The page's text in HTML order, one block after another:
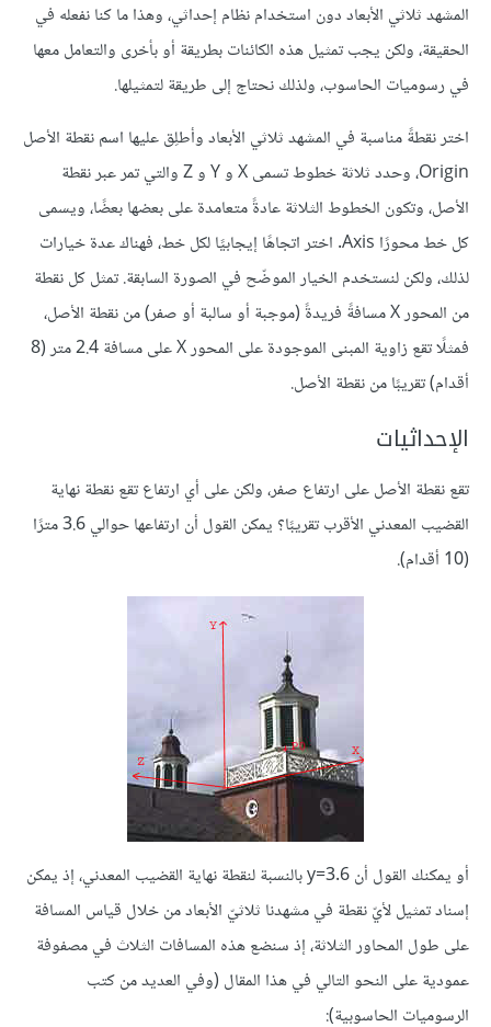
المشهد ثلاثي الأبعاد دون استخدام نظام إحداثي، وهذا ما كنا نفعله في
الحقيقة، ولكن يجب تمثيل هذه الكائنات بطريقة أو بأخرى والتعامل معها
في رسوميات الحاسوب، ولذلك نحتاج إلى طريقة لتمثيلها.
اختر نقطةً مناسبة في المشهد ثلاثي الأبعاد وأطلِق عليها اسم نقطة الأصل
Origin، وحدد ثلاثة خطوط تسمى X و Y و Z والتي تمر عبر نقطة
الأصل، وتكون الخطوط الثلاثة عادةً متعامدة على بعضها بعضًا، ويسمى
كل خط محورًا Axis. اختر اتجاهًا إيجابيًا لكل خط، فهناك عدة خيارات
لذلك، ولكن لنستخدم الخيار الموضّح في الصورة السابقة. تمثل كل نقطة
من المحور X مسافةً فريدةً (موجبة أو سالبة أو صفر) من نقطة الأصل،
فمثلًا تقع زاوية المبنى الموجودة على المحور X على مسافة 2.4 متر (8
أقدام) تقريبًا من نقطة الأصل.
الإحداثيات
تقع نقطة الأصل على ارتفاع صفر، ولكن على أي ارتفاع تقع نقطة نهاية
القضيب المعدني الأقرب تقريبًا؟ يمكن القول أن ارتفاعها حوالي 3.6 مترًا
(10 أقدام).
أو يمكنك القول أن y=3.6 بالنسبة لنقطة نهاية القضيب المعدني، إذ يمكن
إسناد تمثيل لأيّ نقطة في مشهدنا ثلاثيّ الأبعاد من خلال قياس المسافة
على طول المحاور الثلاثة، إذ سنضع هذه المسافات الثلاث في مصفوفة
عمودية على النحو التالي في هذا المقال (وفي العديد من كتب
الرسوميات الحاسوبية):